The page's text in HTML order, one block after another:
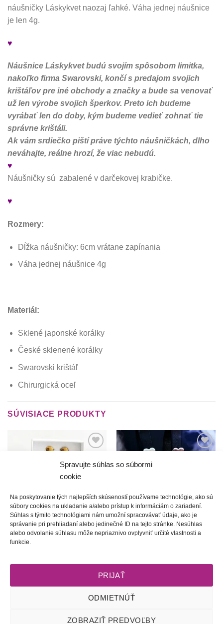
Spravujte súhlas so súbormi
cookie
Na poskytovanie tých najlepších skúseností používame technológie, ako sú
súbory cookies na ukladanie a/alebo prístup k informáciám o zariadení.
Súhlas s týmito technológiami nám umožní spracovávať údaje, ako je
správanie pri prehliadaní alebo jedinečné ID na tejto stránke. Nesúhlas
alebo odvolanie súhlasu môže nepriaznivo ovplyvniť určité vlastnosti a
funkcie.
PRIJAŤ
ODMIETNÚŤ
ZOBRAZIŤ PREDVOĽBY
náušničky Láskykvet naozaj ľahké. Váha jednej náušnice
je len 4g.
♥
Náušnice Láskykvet budú svojím spôsobom limitka,
nakoľko firma Swarovski, končí s predajom svojich
krištáľov pre iné obchody a značky a bude sa venovať
už len výrobe svojich šperkov. Preto ich budeme
vyrábať len do doby, kým budeme vedieť zohnať tie
správne krištáli.
Ak vám srdiečko piští práve týchto náušničkách, dlho
neváhajte, reálne hrozí, že viac nebudú.
♥
Náušničky sú zabalené v darčekovej krabičke.
♥
Rozmery:
Dĺžka náušničky: 6cm vrátane zapínania
Váha jednej náušnice 4g
Materiál:
Sklené japonské korálky
České sklenené korálky
Swarovski krištáľ
Chirurgická oceľ
SÚVISIACE PRODUKTY
krasotinku
si prosím
Z babičkinej záhrady | Malé
Reklamačný poriadok l Starostlivosť o šperky